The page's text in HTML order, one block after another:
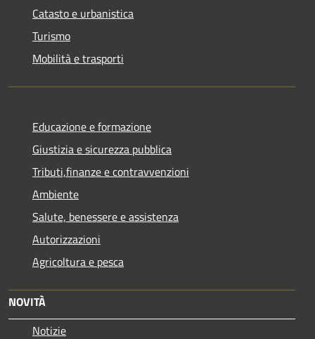
Catasto e urbanistica
Turismo
Mobilità e trasporti
Educazione e formazione
Giustizia e sicurezza pubblica
Tributi,finanze e contravvenzioni
Ambiente
Salute, benessere e assistenza
Autorizzazioni
Agricoltura e pesca
NOVITÀ
Notizie